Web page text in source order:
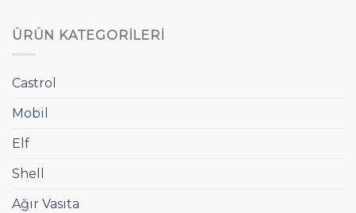
ÜRÜN KATEGORILERI
Castrol
Mobil
Elf
Shell
Ağır Vasıta